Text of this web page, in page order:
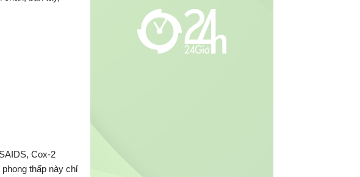
Cox-2
thấp này chỉ